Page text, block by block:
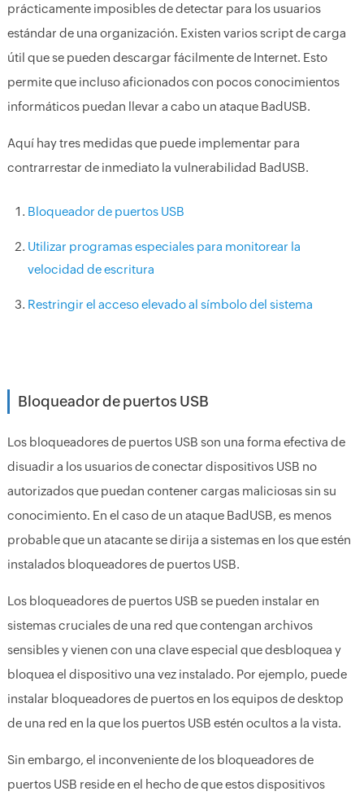
prácticamente imposibles de detectar para los usuarios
estándar de una organización. Existen varios script de carga
útil que se pueden descargar fácilmente de Internet. Esto
permite que incluso aficionados con pocos conocimientos
informáticos puedan llevar a cabo un ataque BadUSB.
Aquí hay tres medidas que puede implementar para
contrarrestar de inmediato la vulnerabilidad BadUSB.
Bloqueador de puertos USB
Utilizar programas especiales para monitorear la
velocidad de escritura
Restringir el acceso elevado al símbolo del sistema
Bloqueador de puertos USB
Los bloqueadores de puertos USB son una forma efectiva de
disuadir a los usuarios de conectar dispositivos USB no
autorizados que puedan contener cargas maliciosas sin su
conocimiento. En el caso de un ataque BadUSB, es menos
probable que un atacante se dirija a sistemas en los que estén
instalados bloqueadores de puertos USB.
Los bloqueadores de puertos USB se pueden instalar en
sistemas cruciales de una red que contengan archivos
sensibles y vienen con una clave especial que desbloquea y
bloquea el dispositivo una vez instalado. Por ejemplo, puede
instalar bloqueadores de puertos en los equipos de desktop
de una red en la que los puertos USB estén ocultos a la vista.
Sin embargo, el inconveniente de los bloqueadores de
puertos USB reside en el hecho de que estos dispositivos